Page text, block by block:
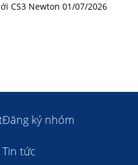
CS3 Newton 01/07/2026
Đăng ký nhóm
Tin tức